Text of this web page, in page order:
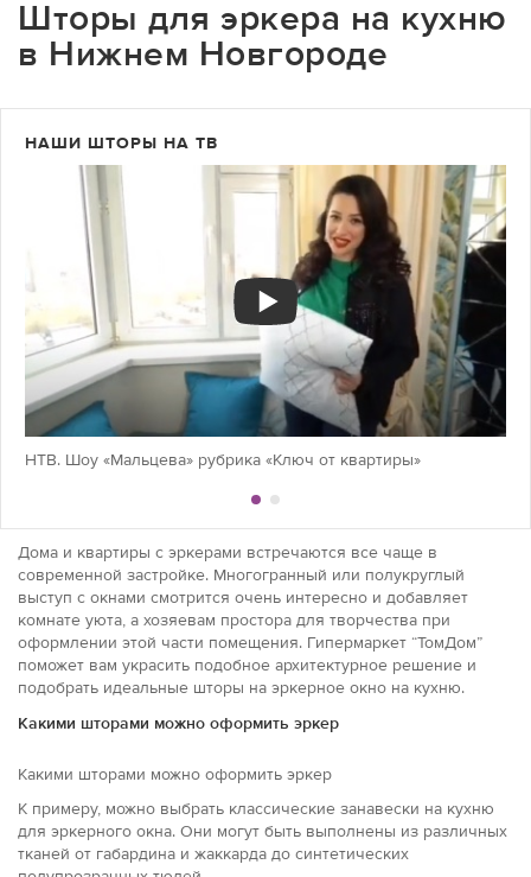
Шторы для эркера на кухню
в Нижнем Новгороде
НАШИ ШТОРЫ НА ТВ
НТВ. Шоу «Мальцева» рубрика «Ключ от квартиры»
Дома и квартиры с эркерами встречаются все чаще в
современной застройке. Многогранный или полукруглый
выступ с окнами смотрится очень интересно и добавляет
комнате уюта, а хозяевам простора для творчества при
оформлении этой части помещения. Гипермаркет “ТомДом”
поможет вам украсить подобное архитектурное решение и
подобрать идеальные шторы на эркерное окно на кухню.
Какими шторами можно оформить эркер
Какими шторами можно оформить эркер
К примеру, можно выбрать классические занавески на кухню
для эркерного окна. Они могут быть выполнены из различных
тканей от габардина и жаккарда до синтетических